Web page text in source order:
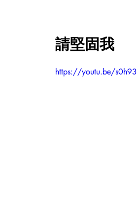
請堅固我
https://youtu.be/